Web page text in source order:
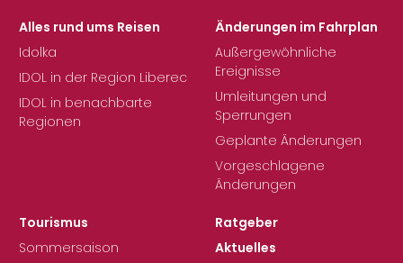
Alles rund ums Reisen
Idolka
IDOL in der Region Liberec
IDOL in benachbarte
Regionen
Änderungen im Fahrplan
Außergewöhnliche
Ereignisse
Umleitungen und
Sperrungen
Geplante Änderungen
Vorgeschlagene
Änderungen
Tourismus
Sommersaison
Ratgeber
Aktuelles